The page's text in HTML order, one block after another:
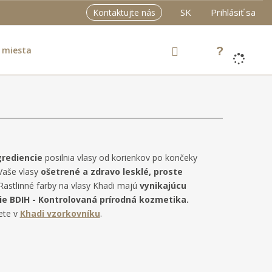
Kontaktujte nás SK Prihlásiť sa
miesta
posilnia vlasy od korienkov po končeky
vlasy ošetrené a zdravo lesklé, proste
farby na vlasy Khadi majú vynikajúcu
BDIH - Kontrolovaná prírodná kozmetika.
v Khadi vzorkovníku.